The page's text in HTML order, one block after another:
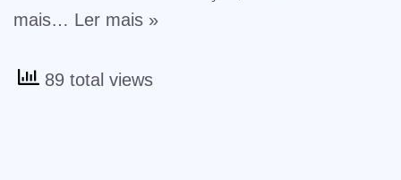
mais… Ler mais »
89 total views